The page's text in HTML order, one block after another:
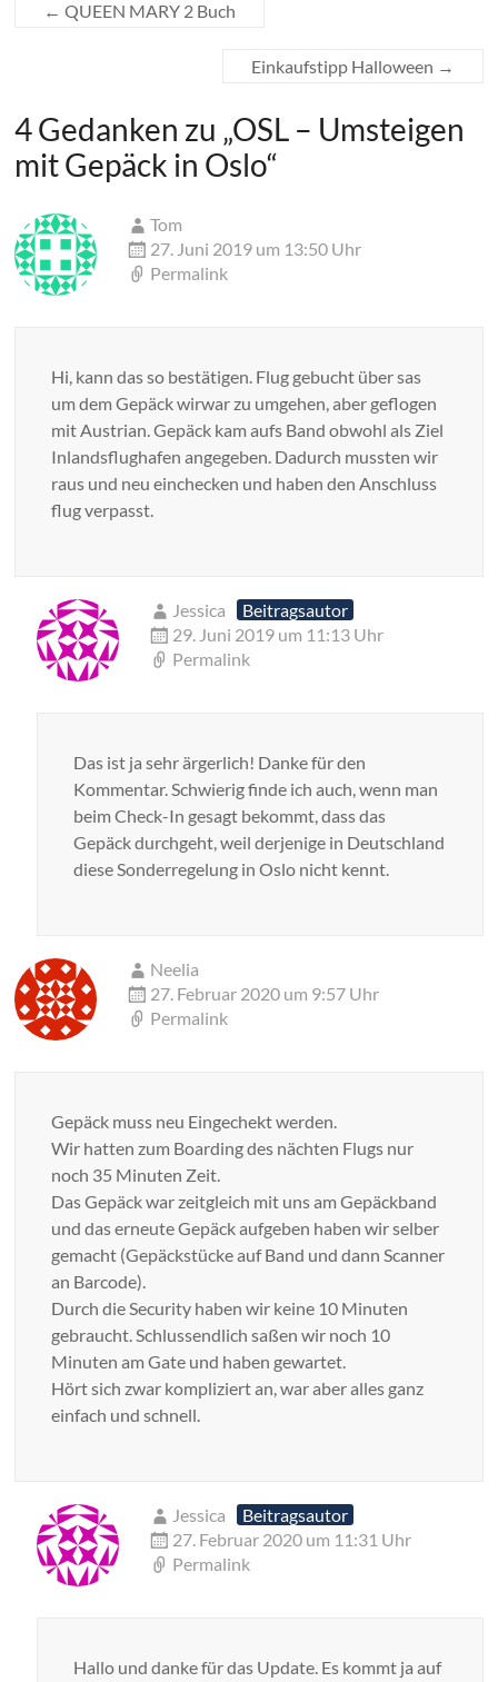
← QUEEN MARY 2 Buch
Einkaufstipp Halloween →
4 Gedanken zu „OSL – Umsteigen
mit Gepäck in Oslo“
Tom
27. Juni 2019 um 13:50 Uhr
Permalink
Hi, kann das so bestätigen. Flug gebucht über sas
um dem Gepäck wirwar zu umgehen, aber geflogen
mit Austrian. Gepäck kam aufs Band obwohl als Ziel
Inlandsflughafen angegeben. Dadurch mussten wir
raus und neu einchecken und haben den Anschluss
flug verpasst.
Jessica
Beitragsautor
29. Juni 2019 um 11:13 Uhr
Permalink
Das ist ja sehr ärgerlich! Danke für den
Kommentar. Schwierig finde ich auch, wenn man
beim Check-In gesagt bekommt, dass das
Gepäck durchgeht, weil derjenige in Deutschland
diese Sonderregelung in Oslo nicht kennt.
Neelia
27. Februar 2020 um 9:57 Uhr
Permalink
Gepäck muss neu Eingechekt werden.
Wir hatten zum Boarding des nächten Flugs nur
noch 35 Minuten Zeit.
Das Gepäck war zeitgleich mit uns am Gepäckband
und das erneute Gepäck aufgeben haben wir selber
gemacht (Gepäckstücke auf Band und dann Scanner
an Barcode).
Durch die Security haben wir keine 10 Minuten
gebraucht. Schlussendlich saßen wir noch 10
Minuten am Gate und haben gewartet.
Hört sich zwar kompliziert an, war aber alles ganz
einfach und schnell.
Jessica
Beitragsautor
27. Februar 2020 um 11:31 Uhr
Permalink
Hallo und danke für das Update. Es kommt ja auf